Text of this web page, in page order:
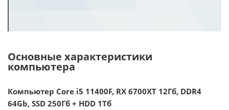
Основные характеристики
компьютера
Компьютер Core i5 11400F, RX 6700XT 12Гб, DDR4
64Gb, SSD 250Гб + HDD 1Тб